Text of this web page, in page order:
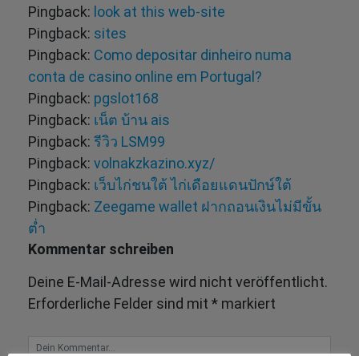
Pingback: look at this web-site
Pingback: sites
Pingback: Como depositar dinheiro numa
conta de casino online em Portugal?
Pingback: pgslot168
Pingback: เน็ต บ้าน ais
Pingback: รีวิว LSM99
Pingback: volnakzkazino.xyz/
Pingback: เว็บไก่ชนใต้ ไก่เดือยแดนปักษ์ใต้
Pingback: Zeegame wallet ฝากถอนเงินไม่มีขั้น
ต่ำ
Kommentar schreiben
Deine E-Mail-Adresse wird nicht veröffentlicht.
Erforderliche Felder sind mit * markiert